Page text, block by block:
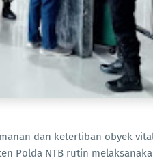
dan ketertiban obyek
Polda NTB rutin